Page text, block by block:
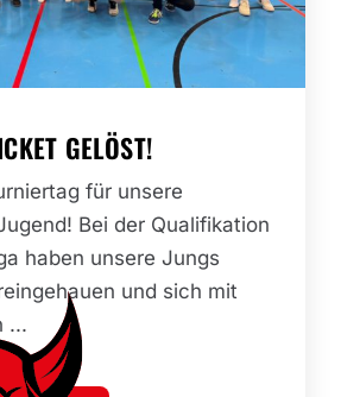
GELÖST!
für unsere
Bei der Qualifikation
haben unsere Jungs
und sich mit
...